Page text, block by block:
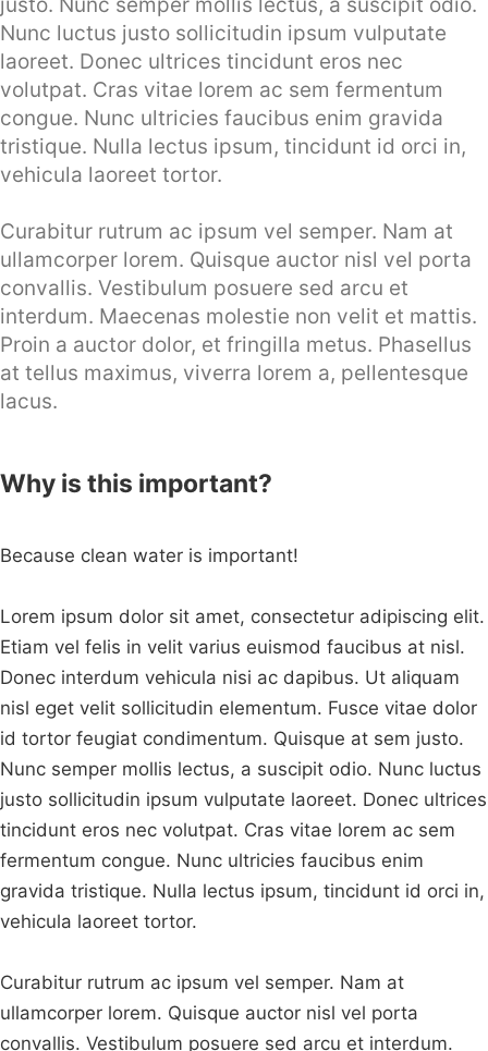
Nunc luctus justo sollicitudin ipsum vulputate
laoreet. Donec ultrices tincidunt eros nec
volutpat. Cras vitae lorem ac sem fermentum
congue. Nunc ultricies faucibus enim gravida
tristique. Nulla lectus ipsum, tincidunt id orci in,
vehicula laoreet tortor.
Curabitur rutrum ac ipsum vel semper. Nam at
ullamcorper lorem. Quisque auctor nisl vel porta
convallis. Vestibulum posuere sed arcu et
interdum. Maecenas molestie non velit et mattis.
Proin a auctor dolor, et fringilla metus. Phasellus
at tellus maximus, viverra lorem a, pellentesque
lacus.
Why is this important?
Because clean water is important!
Lorem ipsum dolor sit amet, consectetur adipiscing elit.
Etiam vel felis in velit varius euismod faucibus at nisl.
Donec interdum vehicula nisi ac dapibus. Ut aliquam
nisl eget velit sollicitudin elementum. Fusce vitae dolor
id tortor feugiat condimentum. Quisque at sem justo.
Nunc semper mollis lectus, a suscipit odio. Nunc luctus
justo sollicitudin ipsum vulputate laoreet. Donec ultrices
tincidunt eros nec volutpat. Cras vitae lorem ac sem
fermentum congue. Nunc ultricies faucibus enim
gravida tristique. Nulla lectus ipsum, tincidunt id orci in,
vehicula laoreet tortor.
Curabitur rutrum ac ipsum vel semper. Nam at
ullamcorper lorem. Quisque auctor nisl vel porta
convallis. Vestibulum posuere sed arcu et interdum.